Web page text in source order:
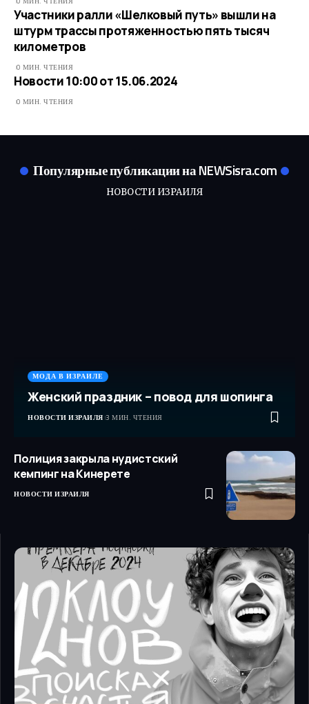
Участники ралли «Шелковый путь» вышли на
штурм трассы протяженностью пять тысяч
километров
0 МИН. ЧТЕНИЯ
Новости 10:00 от 15.06.2024
0 МИН. ЧТЕНИЯ
Популярные публикации на NEWSisra.com
НОВОСТИ ИЗРАИЛЯ
МОДА В ИЗРАИЛЕ
Женский праздник – повод для шопинга
НОВОСТИ ИЗРАИЛЯ 3 МИН. ЧТЕНИЯ
Полиция закрыла нудистский
кемпинг на Кинерете
НОВОСТИ ИЗРАИЛЯ